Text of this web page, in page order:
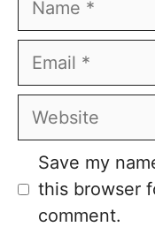
Email
Website
Save my
this browser
comment.